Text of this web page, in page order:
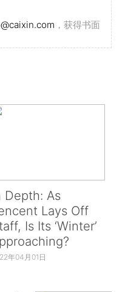
，获得书面
Depth: As
Lays Off
Is Its ‘Winter’
年04月01日